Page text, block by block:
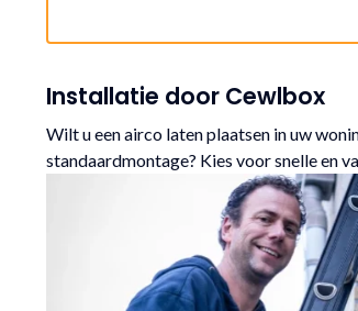
Installatie door Cewlbox
Wilt u een airco laten plaatsen in uw
standaardmontage? Kies voor snelle en